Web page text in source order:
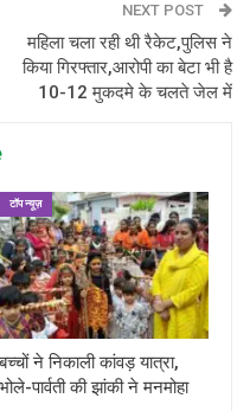
NEXT POST
महिला चला रही थी रैकेट,पुलिस ने
किया गिरफ्तार,आरोपी का बेटा भी है
10-12 मुकदमे के चलते जेल में
टॉप न्यूज़
बच्चों ने निकाली कांवड़ यात्रा,
भोले-पार्वती की झांकी ने मनमोहा